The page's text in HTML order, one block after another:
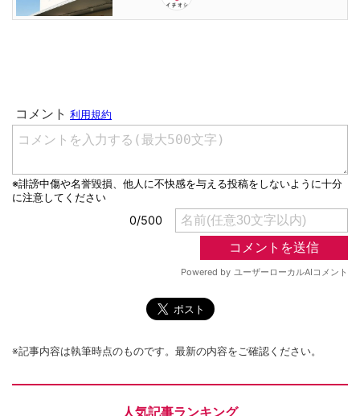
※記事内容は執筆時点のものです。最新の内容をご確認ください。